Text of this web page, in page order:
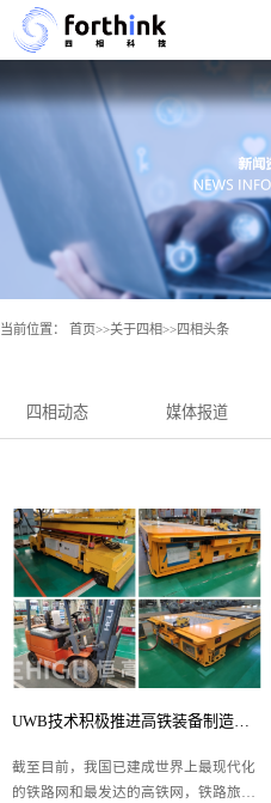
当前位置： 首页>>关于四相>>四相头条
四相动态 媒体报道
UWB技术积极推进高铁装备制造数字化转型（UWB技术在智能制造的价值）
截至目前，我国已建成世界上最现代化
的铁路网和最发达的高铁网，铁路旅客